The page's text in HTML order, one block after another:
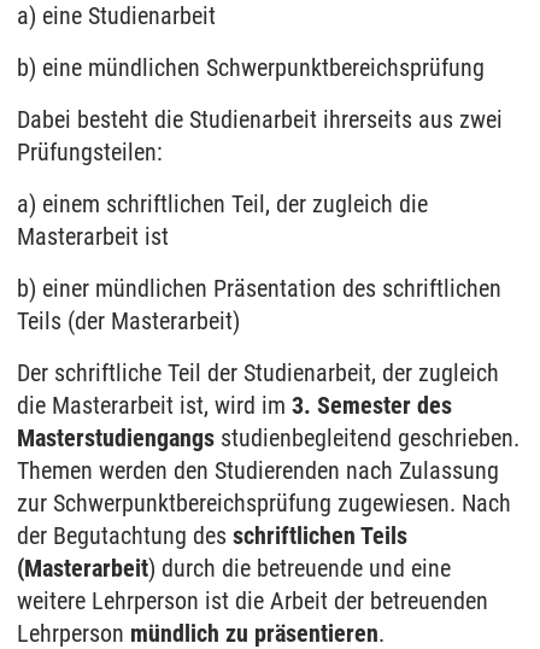
a) eine Studienarbeit
b) eine mündlichen Schwerpunktbereichsprüfung
Dabei besteht die Studienarbeit ihrerseits aus zwei
Prüfungsteilen:
a) einem schriftlichen Teil, der zugleich die
Masterarbeit ist
b) einer mündlichen Präsentation des schriftlichen
Teils (der Masterarbeit)
Der schriftliche Teil der Studienarbeit, der zugleich
die Masterarbeit ist, wird im 3. Semester des
Masterstudiengangs studienbegleitend geschrieben.
Themen werden den Studierenden nach Zulassung
zur Schwerpunktbereichsprüfung zugewiesen. Nach
der Begutachtung des schriftlichen Teils
(Masterarbeit) durch die betreuende und eine
weitere Lehrperson ist die Arbeit der betreuenden
Lehrperson mündlich zu präsentieren.